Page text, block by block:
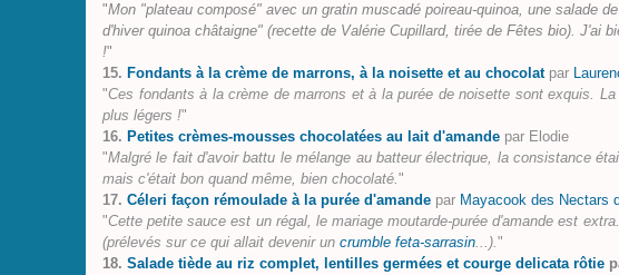
"Mon "plateau composé" avec un gratin muscadé poireau-quinoa, une salade
d'hiver quinoa châtaigne" (recette de Valérie Cupillard, tirée de Fêtes bio). J'ai
!"
15. Fondants à la crème de marrons, à la noisette et au chocolatpar
"Ces fondants à la crème de marrons et à la purée de noisette sont exquis.
plus légers !"
16. Petites crèmes-mousses chocolatées au lait d'amande par Elodie
"Malgré le fait d'avoir battu le mélange au batteur électrique, la consistance
mais c'était bon quand même, bien chocolaté."
17. Céleri façon rémoulade à la purée d'amande par Mayacook des Nectars
"Cette petite sauce est un régal, le mariage moutarde-purée d'amande est
(prélevés sur ce qui allait devenir un crumble feta-sarrasin...)."
18. Salade tiède au riz complet, lentilles germées et courge delicata rôtie